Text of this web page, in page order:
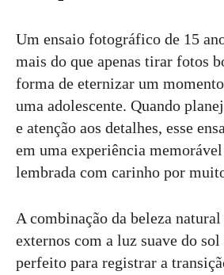
Um ensaio fotográfico de 15
mais do que apenas tirar fotos
forma de eternizar um
uma adolescente. Quando
e atenção aos detalhes, esse
em uma experiência memorável
lembrada com carinho por
A combinação da beleza
externos com a luz suave do
perfeito para registrar a